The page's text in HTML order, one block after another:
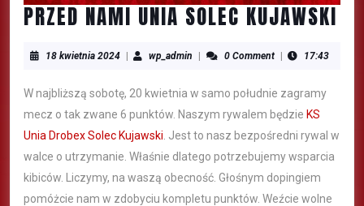
PRZED NAMI UNIA SOLEC KUJAWSKI
18 kwietnia 2024 | wp_admin | 0 Comment | 17:43
W najbliższą sobotę, 20 kwietnia w samo południe zagramy
mecz o tak zwane 6 punktów. Naszym rywalem będzie KS
Unia Drobex Solec Kujawski . Jest to nasz bezpośredni rywal w
walce o utrzymanie. Właśnie dlatego potrzebujemy wsparcia
kibiców. Liczymy, na waszą obecność. Głośnym dopingiem
pomóżcie nam w zdobyciu kompletu punktów. Weźcie wolne